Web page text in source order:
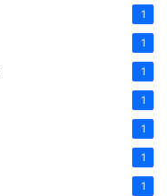
1
1
1
1
1
1
1